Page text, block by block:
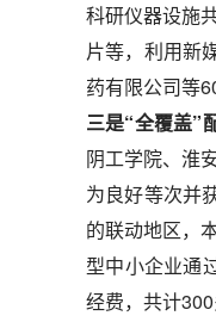
科研仪器设施
片等，利用新
药有限公司等
三是“全覆盖”
阴工学院、淮
为良好等次并
的联动地区，
型中小企业通
经费，共计